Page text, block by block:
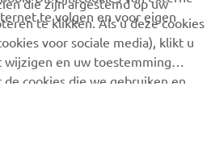
te volgen en voor eigen
die zijn afgestemd op uw
te klikken. Als u deze cookies
voor sociale media), klikt u
wijzigen en uw toestemming
cookies die we gebruiken en